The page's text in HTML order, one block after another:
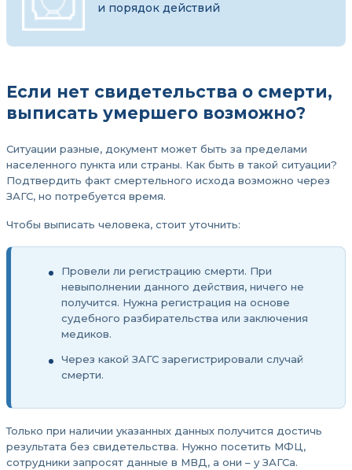
и порядок действий
Если нет свидетельства о смерти,
выписать умершего возможно?
Ситуации разные, документ может быть за пределами
населенного пункта или страны. Как быть в такой ситуации?
Подтвердить факт смертельного исхода возможно через
ЗАГС, но потребуется время.
Чтобы выписать человека, стоит уточнить:
Провели ли регистрацию смерти. При
невыполнении данного действия, ничего не
получится. Нужна регистрация на основе
судебного разбирательства или заключения
медиков.
Через какой ЗАГС зарегистрировали случай
смерти.
Только при наличии указанных данных получится достичь
результата без свидетельства. Нужно посетить МФЦ,
сотрудники запросят данные в МВД, а они – у ЗАГСа.